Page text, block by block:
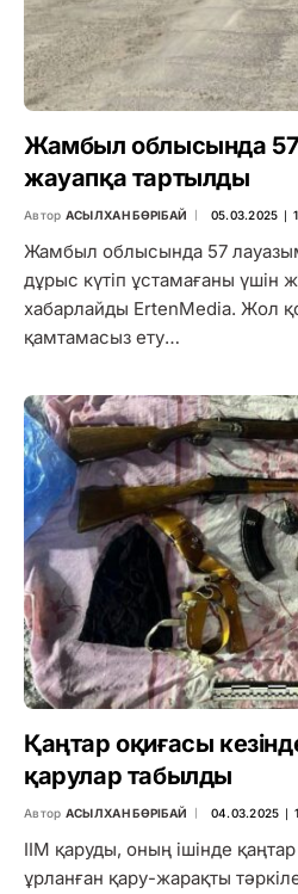
Жамбыл облысында
жауапқа тартылды
Автор АСЫЛХАН БӨРІБАЙ 05.03.2025 ∣
Жамбыл облысында 57
дұрыс күтіп ұстамағаны үшін
хабарлайды ErtenMedia. Жол
қамтамасыз ету…
Қаңтар оқиғасы
қарулар табылды
Автор АСЫЛХАН БӨРІБАЙ 04.03.2025 ∣
ІІМ қаруды, оның ішінде
ұрланған қару-жарақты